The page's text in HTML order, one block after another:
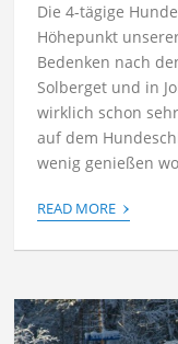
Die 4-tägige
Höhepunkt
Bedenken nach
Solberget und in
wirklich schon
auf dem
wenig genießen
READ MORE ›